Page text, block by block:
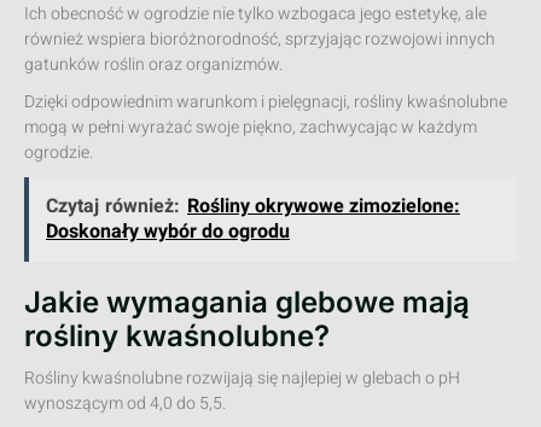
Ich obecność w ogrodzie nie tylko wzbogaca jego estetykę, ale
również wspiera bioróżnorodność, sprzyjając rozwojowi innych
gatunków roślin oraz organizmów.
Dzięki odpowiednim warunkom i pielęgnacji, rośliny kwaśnolubne
mogą w pełni wyrażać swoje piękno, zachwycając w każdym
ogrodzie.
Czytaj również: Rośliny okrywowe zimozielone:
Doskonały wybór do ogrodu
Jakie wymagania glebowe mają
rośliny kwaśnolubne?
Rośliny kwaśnolubne rozwijają się najlepiej w glebach o pH
wynoszącym od 4,0 do 5,5.